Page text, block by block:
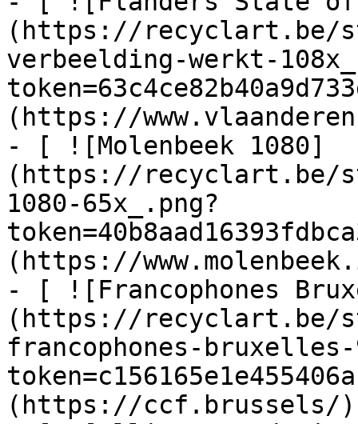
(https://recyclart.be/
verbeelding-werkt-
(https://
- [ ![Molenbeek 1080]
(https://recyclart.be/
1080-65x_.png?
(https://
- [ ![Francophones
(https://recyclart.be/
francophones-bruxelles-
(https://ccf.brussels/)